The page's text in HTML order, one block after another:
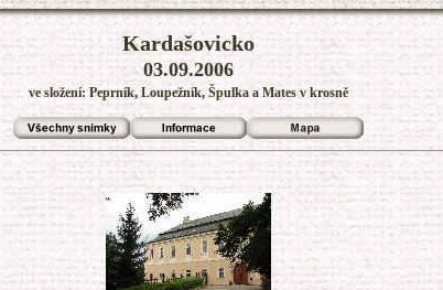
Kardašovicko
03.09.2006
ve složení: Peprník, Loupežník, Špulka a Mates v krosně